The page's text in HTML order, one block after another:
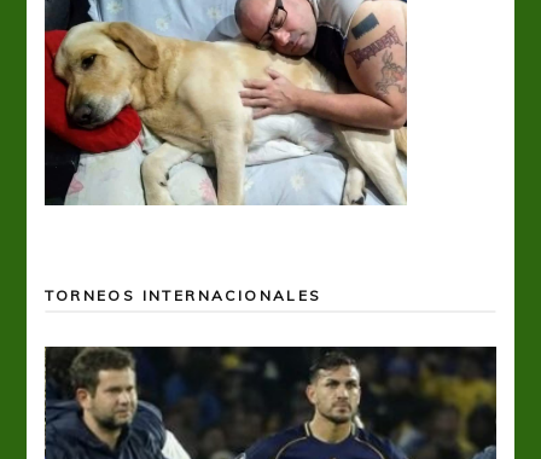
TORNEOS INTERNACIONALES